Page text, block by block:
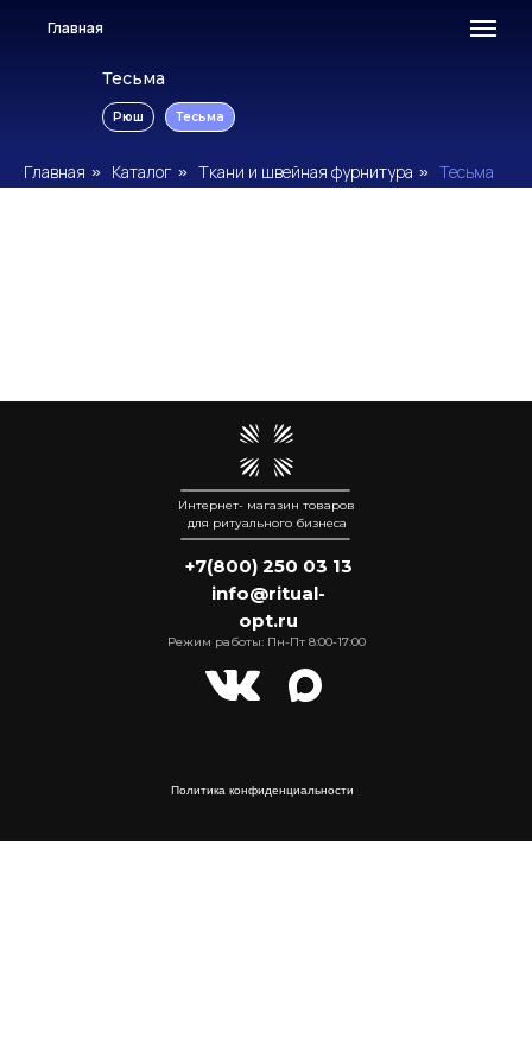
Главная
Рюш Тесьма
Тесьма
Главная » Каталог » Ткани и швейная фурнитура » Тесьма
Режим работы: Пн-Пт 8:00-17:00
Политика конфиденциальности
Интернет- магазин товаров
для ритуального бизнеса
+7(800) 250 03 13
info@ritual-
opt.ru